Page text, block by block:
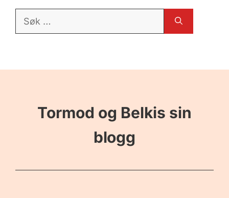
Søk
Tormod og Belkis sin
blogg